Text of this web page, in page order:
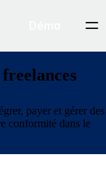
payer et gérer des
conformité dans le